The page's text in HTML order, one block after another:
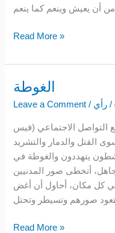
أن يعيش وينعم كما ينعم
Read More »
الغوطة
Leave a Comment / رأي /
التواصل الاجتماعي (فيس
القتل والدمار والتشريد
يتهددون والغوطة في
أتخطى صور المدنيين
في كل مكان، أحاول أن أغض
صورهم وتسيطر وتحتل
الغوطة
Read More »